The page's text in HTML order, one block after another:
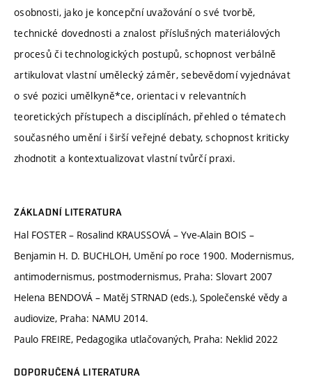
osobnosti, jako je koncepční uvažování o své tvorbě,
technické dovednosti a znalost příslušných materiálových
procesů či technologických postupů, schopnost verbálně
artikulovat vlastní umělecký záměr, sebevědomí vyjednávat
o své pozici umělkyně*ce, orientaci v relevantních
teoretických přístupech a disciplínách, přehled o tématech
současného umění i širší veřejné debaty, schopnost kriticky
zhodnotit a kontextualizovat vlastní tvůrčí praxi.
ZÁKLADNÍ LITERATURA
Hal FOSTER – Rosalind KRAUSSOVÁ – Yve-Alain BOIS –
Benjamin H. D. BUCHLOH, Umění po roce 1900. Modernismus,
antimodernismus, postmodernismus, Praha: Slovart 2007
Helena BENDOVÁ – Matěj STRNAD (eds.), Společenské vědy a
audiovize, Praha: NAMU 2014.
Paulo FREIRE, Pedagogika utlačovaných, Praha: Neklid 2022
DOPORUČENÁ LITERATURA